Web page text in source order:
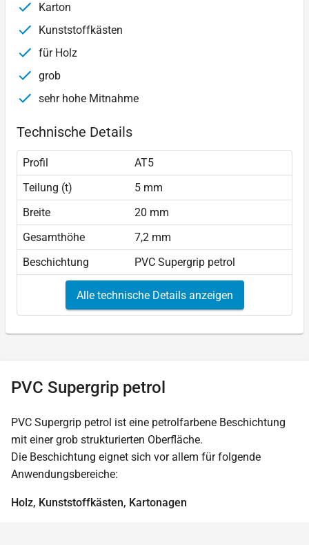
Karton
Kunststoffkästen
für Holz
grob
sehr hohe Mitnahme
Technische Details
Profil
AT5
Teilung (t)
5 mm
Breite
20 mm
Gesamthöhe
7,2 mm
Beschichtung
PVC Supergrip petrol
Alle technische Details anzeigen
PVC Supergrip petrol
PVC Supergrip petrol ist eine petrolfarbene Beschichtung
mit einer grob strukturierten Oberfläche.
Die Beschichtung eignet sich vor allem für folgende
Anwendungsbereiche:
Holz, Kunststoffkästen, Kartonagen